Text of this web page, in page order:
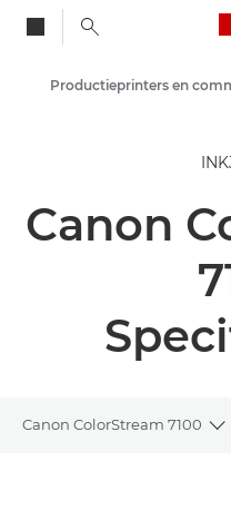
Oplossingen en services
Zakelijke producten
Canon
Canon ColorStream 7100